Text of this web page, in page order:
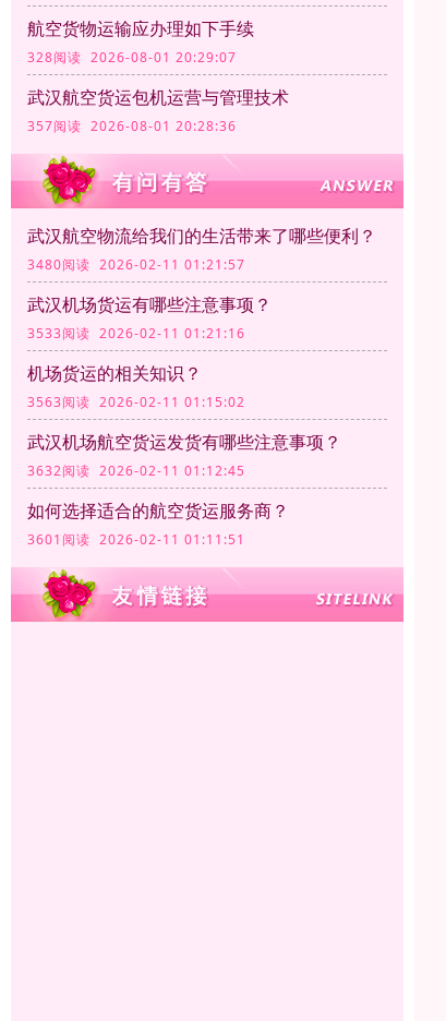
航空货物运输应办理如下手续
328阅读 2026-08-01 20:29:07
武汉航空货运包机运营与管理技术
357阅读 2026-08-01 20:28:36
武汉航空物流给我们的生活带来了哪些便利？
3480阅读 2026-02-11 01:21:57
武汉机场货运有哪些注意事项？
3533阅读 2026-02-11 01:21:16
机场货运的相关知识？
3563阅读 2026-02-11 01:15:02
武汉机场航空货运发货有哪些注意事项？
3632阅读 2026-02-11 01:12:45
如何选择适合的航空货运服务商？
3601阅读 2026-02-11 01:11:51